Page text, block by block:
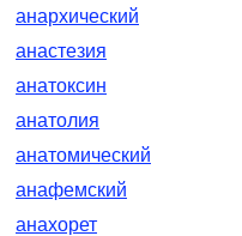
анархический
анастезия
анатоксин
анатолия
анатомический
анафемский
анахорет